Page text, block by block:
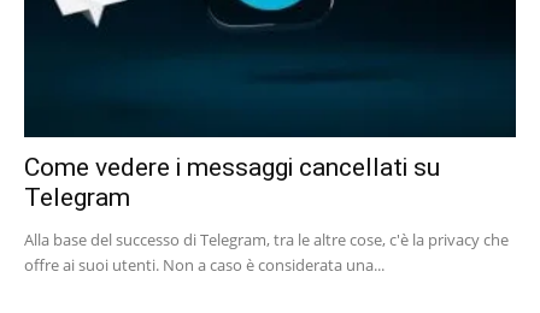
Come vedere i messaggi cancellati su
Telegram
Alla base del successo di Telegram, tra le altre cose, c'è la privacy che
offre ai suoi utenti. Non a caso è considerata una...